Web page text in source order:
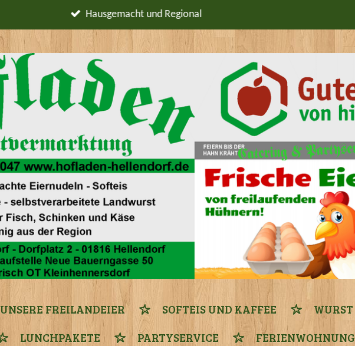
Hausgemacht und Regional
UNSERE FREILANDEIER SOFTEIS UND KAFFEE
WURST
LUNCHPAKETE PARTYSERVICE
FERIENWOHNUNG